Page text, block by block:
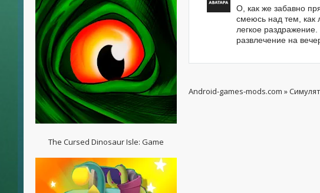
The Cursed Dinosaur Isle: Game
О, как же забавно
смеюсь над тем, как
легкое
развлечение на
Android-games-mods.com »